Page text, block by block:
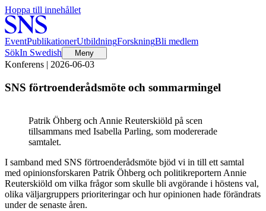
Hoppa till innehållet
EventPublikationerUtbildningForskningBli medlem
SökIn Swedish Meny
Konferens | 2026-06-03
SNS förtroenderådsmöte och sommarmingel
Patrik Öhberg och Annie Reuterskiöld på scen
tillsammans med Isabella Parling, som modererade
samtalet.
I samband med SNS förtroenderådsmöte bjöd vi in till ett samtal
med opinionsforskaren Patrik Öhberg och politikreportern Annie
Reuterskiöld om vilka frågor som skulle bli avgörande i höstens val,
olika väljargruppers prioriteringar och hur opinionen hade förändrats
under de senaste åren.